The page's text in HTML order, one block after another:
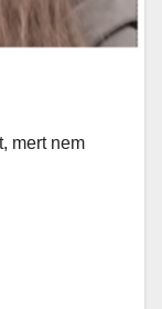
mert nem